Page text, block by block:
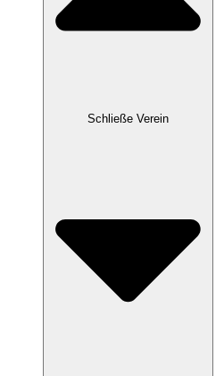
Schließe Verein